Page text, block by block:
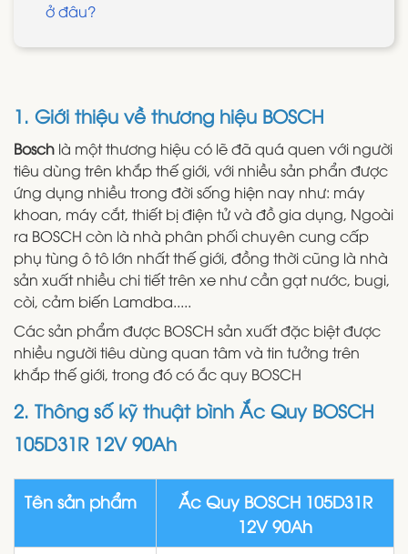
ở đâu?
1. Giới thiệu về thương hiệu BOSCH
Bosch là một thương hiệu có lẽ đã quá quen với người
tiêu dùng trên khắp thế giới, với nhiều sản phẩn được
ứng dụng nhiều trong đời sống hiện nay như: máy
khoan, máy cắt, thiết bị điện tử và đồ gia dụng, Ngoài
ra BOSCH còn là nhà phân phối chuyên cung cấp
phụ tùng ô tô lớn nhất thế giới, đồng thời cũng là nhà
sản xuất nhiều chi tiết trên xe như cần gạt nước, bugi,
còi, cảm biến Lamdba.....
Các sản phẩm được BOSCH sản xuất đặc biệt được
nhiều người tiêu dùng quan tâm và tin tưởng trên
khắp thế giới, trong đó có ắc quy BOSCH
2. Thông số kỹ thuật bình Ắc Quy BOSCH
105D31R 12V 90Ah
Tên sản phẩm
Ắc Quy BOSCH 105D31R
12V 90Ah